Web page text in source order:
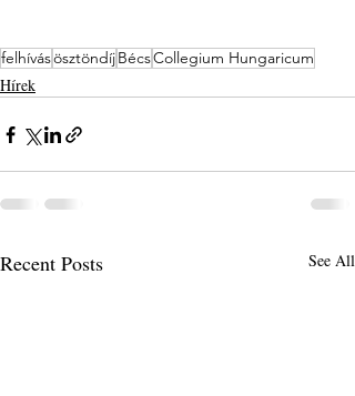
felhívásösztöndíjBécsCollegium Hungaricum
Hírek
Recent Posts See All